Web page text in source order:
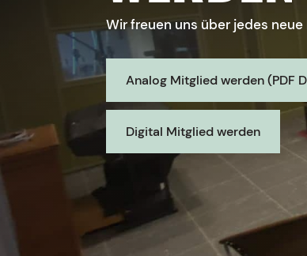
Wir freuen uns über jedes
Analog Mitglied werden (PDF
Digital Mitglied werden